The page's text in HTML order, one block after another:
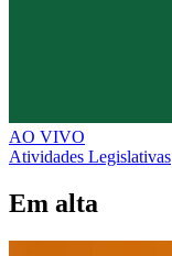
AO VIVO
Atividades Legislativas
Em alta